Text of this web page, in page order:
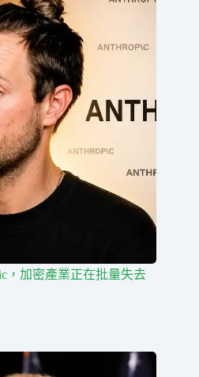
，加密產業正在批量失去